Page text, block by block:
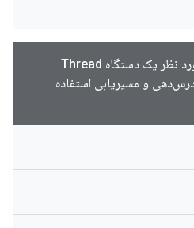
وقتی RLOC گیرنده پیام مورد نظر یک دستگاه Thread
و مسیریابی استفاده